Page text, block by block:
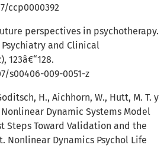
ccp0000392
perspectives in psychotherapy.
and Clinical
123â€“128.
s00406-009-0051-z
H., Aichhorn, W., Hutt, M. T. y
Nonlinear Dynamic Systems Model
Steps Toward Validation and the
Nonlinear Dynamics Psychol Life